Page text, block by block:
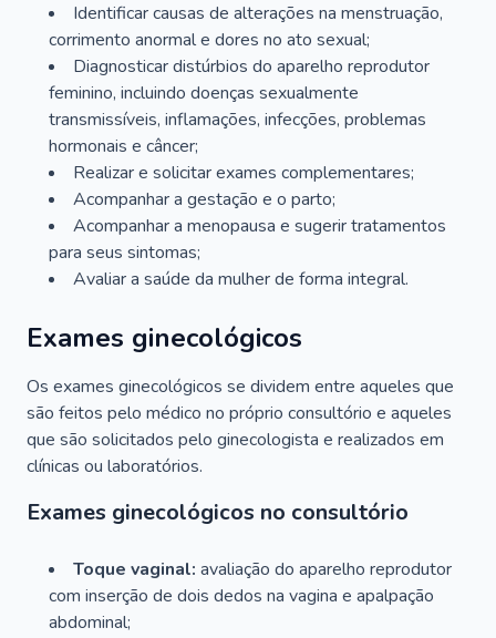
Identificar causas de alterações na menstruação,
corrimento anormal e dores no ato sexual;
Diagnosticar distúrbios do aparelho reprodutor
feminino, incluindo doenças sexualmente
transmissíveis, inflamações, infecções, problemas
hormonais e câncer;
Realizar e solicitar exames complementares;
Acompanhar a gestação e o parto;
Acompanhar a menopausa e sugerir tratamentos
para seus sintomas;
Avaliar a saúde da mulher de forma integral.
Exames ginecológicos
Os exames ginecológicos se dividem entre aqueles que
são feitos pelo médico no próprio consultório e aqueles
que são solicitados pelo ginecologista e realizados em
clínicas ou laboratórios.
Exames ginecológicos no consultório
Toque vaginal: avaliação do aparelho reprodutor
com inserção de dois dedos na vagina e apalpação
abdominal;